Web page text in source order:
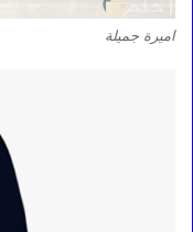
اميرة جميلة